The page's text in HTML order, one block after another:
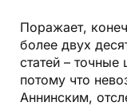
Поражает,
более двух
статей –
потому что
Аннинским,